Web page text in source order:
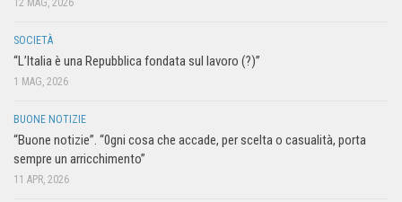
SOCIETÀ
“L’Italia è una Repubblica fondata sul lavoro (?)”
1 MAG, 2026
BUONE NOTIZIE
“Buone notizie”. “0gni cosa che accade, per scelta o casualità, porta
sempre un arricchimento”
11 APR, 2026